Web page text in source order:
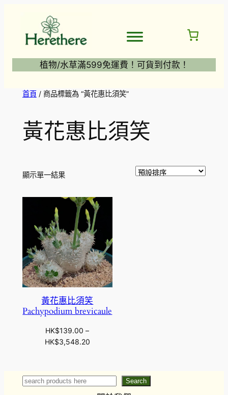
植物/水草滿599免運費！可貨到付款！
首頁/ 商品標籤為 “黃花惠比須笑”
黃花惠比須笑
顯示單一結果
黃花惠比須笑
Pachypodium brevicaule
HK$139.00 –
HK$3,548.20價
圍
：
Search Search